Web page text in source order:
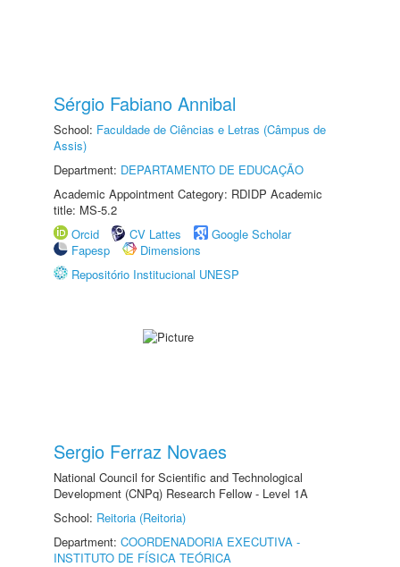
Sérgio Fabiano Annibal
School: Faculdade de Ciências e Letras (Câmpus de
Assis)
Department: DEPARTAMENTO DE EDUCAÇÃO
Academic Appointment Category: RDIDP Academic
title: MS-5.2
Orcid
CV Lattes
Google Scholar
Fapesp
Dimensions
Repositório Institucional UNESP
Sergio Ferraz Novaes
National Council for Scientific and Technological
Development (CNPq) Research Fellow - Level 1A
School: Reitoria (Reitoria)
Department: COORDENADORIA EXECUTIVA -
INSTITUTO DE FÍSICA TEÓRICA